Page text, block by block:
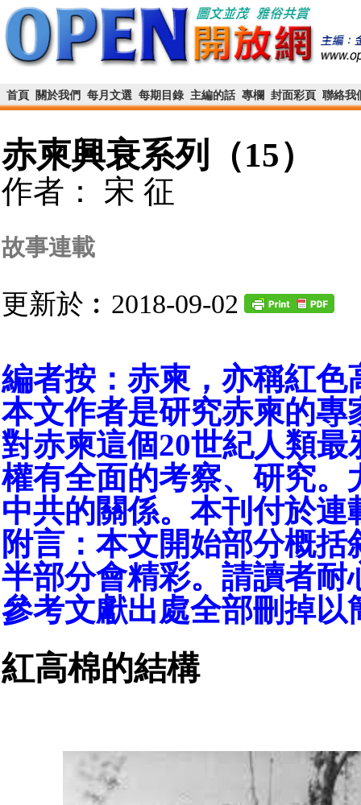
首頁 關於我們 每月文選 每期目錄 主編的話 專欄 封面彩頁 聯絡我
赤柬興衰系列（15）
作者： 宋 征
故事連載
更新於︰2018-09-02
編者按：赤柬，亦稱紅色
本文作者是研究赤柬的專
對赤柬這個20世紀人類最
權有全面的考察、研究。
中共的關係。本刊付於連
附言：本文開始部分概括
半部分會精彩。請讀者耐
參考文獻出處全部刪掉以
紅高棉的結構